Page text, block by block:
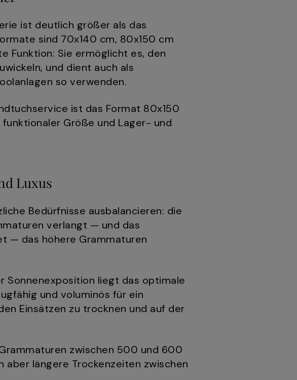
ist deutlich größer als das
sind 70x140 cm, 80x150 cm
Funktion: Sie ermöglicht es, den
und dient auch als
so verwenden.
ist das Format 80x150
Größe und Lager- und
Luxus
Bedürfnisse ausbalancieren: die
verlangt — und das
— das höhere Grammaturen
Sonnenexposition liegt das optimale
und voluminös für ein
Einsätzen zu trocknen und auf der
zwischen 500 und 600
aber längere Trockenzeiten zwischen